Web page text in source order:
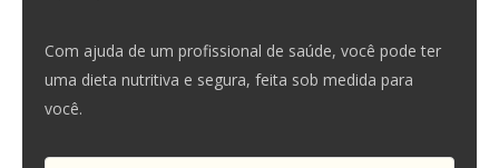
Com ajuda de um profissional de saúde, você pode ter
uma dieta nutritiva e segura, feita sob medida para
você.